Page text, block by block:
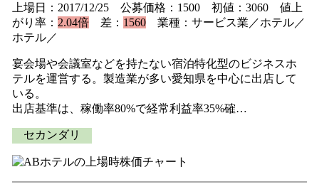
上場日：2017/12/25 公募価格：1500 初値：3060 値上
がり率： 2.04倍差： 1560業種：サービス業／ホテル／
ホテル／
宴会場や会議室などを持たない宿泊特化型のビジネスホ
テルを運営する。製造業が多い愛知県を中心に出店して
いる。
出店基準は、稼働率80%で経常利益率35%確…
セカンダリ